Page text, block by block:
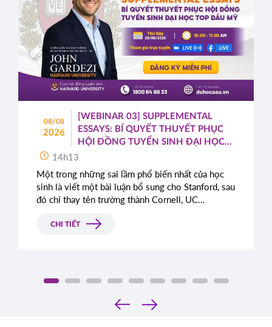
08/08
2026
[WEBINAR 03] SUPPLEMENTAL
ESSAYS: BÍ QUYẾT THUYẾT PHỤC
HỘI ĐỒNG TUYỂN SINH ĐẠI HỌC
TOP ĐẦU MỸ
14h13
Một trong những sai lầm phổ biến nhất của học
sinh là viết một bài luận bổ sung cho Stanford, sau
đó chỉ thay tên trường thành Cornell, UC
CHI TIẾT
‹
›